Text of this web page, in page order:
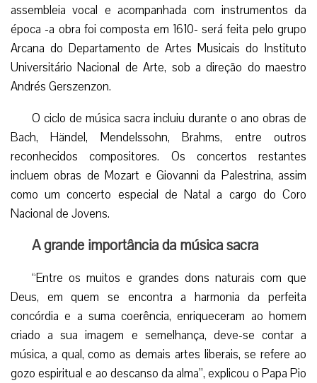
assembleia vocal e acompanhada com instrumentos da
época -a obra foi composta em 1610- será feita pelo grupo
Arcana do Departamento de Artes Musicais do Instituto
Universitário Nacional de Arte, sob a direção do maestro
Andrés Gerszenzon.
O ciclo de música sacra incluiu durante o ano obras de
Bach, Händel, Mendelssohn, Brahms, entre outros
reconhecidos compositores. Os concertos restantes
incluem obras de Mozart e Giovanni da Palestrina, assim
como um concerto especial de Natal a cargo do Coro
Nacional de Jovens.
A grande importância da música sacra
“Entre os muitos e grandes dons naturais com que
Deus, em quem se encontra a harmonia da perfeita
concórdia e a suma coerência, enriqueceram ao homem
criado a sua imagem e semelhança, deve-se contar a
música, a qual, como as demais artes liberais, se refere ao
gozo espiritual e ao descanso da alma”, explicou o Papa Pio